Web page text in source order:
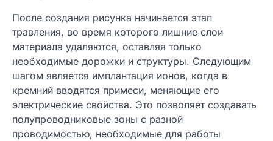
После создания рисунка начинается этап
травления, во время которого лишние слои
материала удаляются, оставляя только
необходимые дорожки и структуры. Следующим
шагом является имплантация ионов, когда в
кремний вводятся примеси, меняющие его
электрические свойства. Это позволяет создавать
полупроводниковые зоны с разной
проводимостью, необходимые для работы